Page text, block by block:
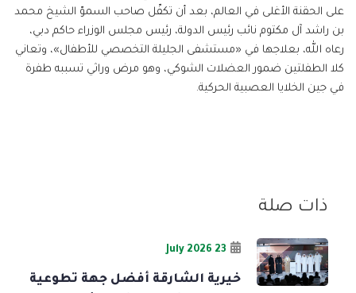
على الحقنة الأغلى في العالم، بعد أن تكفّل صاحب السموّ الشيخ محمد
بن راشد آل مكتوم نائب رئيس الدولة، رئيس مجلس الوزراء حاكم دبي،
رعاه الله، بعلاجها في «مستشفى الجليلة التخصصي للأطفال»، وتعاني
كلا الطفلتين ضمور العضلات الشوكي، وهو مرض وراثي تسببه طفرة
في جين الخلايا العصبية الحركية.
ذات صلة
23 July 2026
خيرية الشارقة أفضل جهة تطوعية